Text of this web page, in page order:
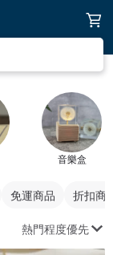
音樂盒
免運商品 折扣商
熱門程度優先